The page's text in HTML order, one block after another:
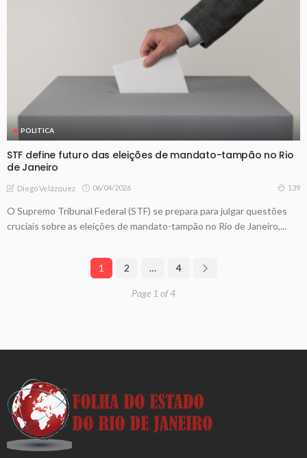
POLITICA
STF define futuro das eleições de mandato-tampão no Rio
de Janeiro
Diego Velázquez 06/04/2026 139
O Supremo Tribunal Federal (STF) se prepara para julgar questões
cruciais sobre as eleições de mandato-tampão no Rio de Janeiro,...
1 2 … 4
Page 1 of 4